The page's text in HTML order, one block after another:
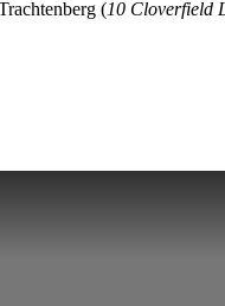
(10 Cloverfield